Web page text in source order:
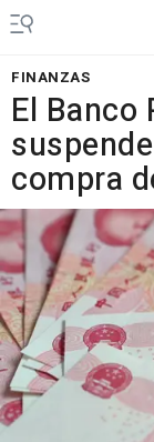
FINANZAS
El Banco
compra